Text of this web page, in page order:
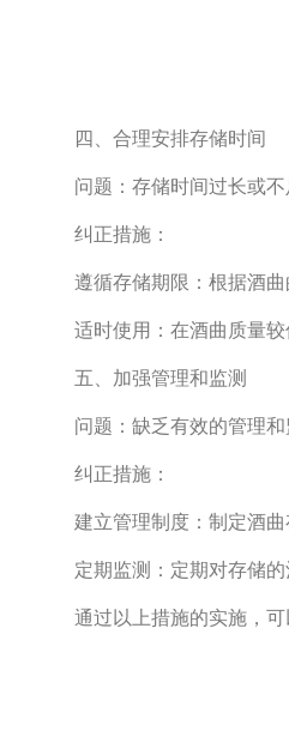
四、合理安排存储时间
问题：存储时间过长或
纠正措施：
遵循存储期限：根据酒
适时使用：在酒曲质量
五、加强管理和监测
问题：缺乏有效的管理和
纠正措施：
建立管理制度：制定酒
定期监测：定期对存储
通过以上措施的实施，